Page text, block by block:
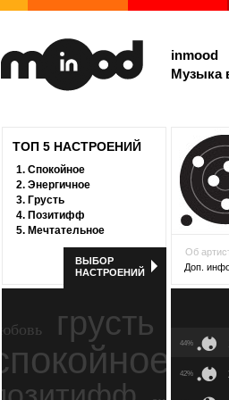
inmood
Музыка
ТОП 5 НАСТРОЕНИЙ
1. Спокойное
2. Энергичное
3. Грусть
4. Позитифф
5. Мечтательное
ВЫБОР
НАСТРОЕНИЙ
любовь грусть
спокойное
Об
Доп.
44%
42%